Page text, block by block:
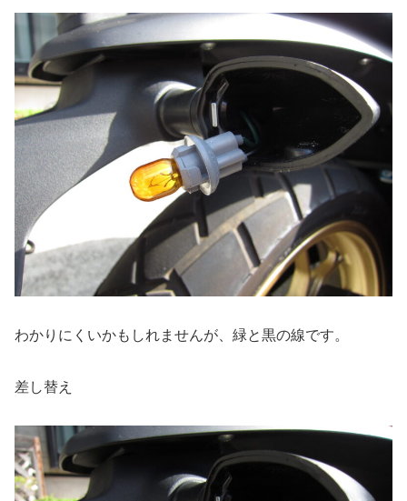
わかりにくいかもしれませんが、緑と黒の線です。
差し替え